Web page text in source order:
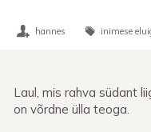
hannes inimese
Laul, mis rahva südant
on võrdne ülla teoga.